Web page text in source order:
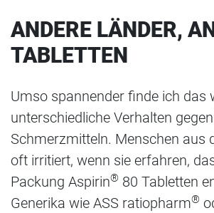
ANDERE LÄNDER,
TABLETTEN
Umso spannender finde ich das
unterschiedliche Verhalten
Schmerzmitteln. Menschen aus
oft irritiert, wenn sie erfahren,
Packung Aspirin® 80 Tabletten
Generika wie ASS ratiopharm®